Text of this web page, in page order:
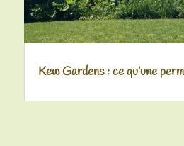
Kew Gardens : ce qu’une